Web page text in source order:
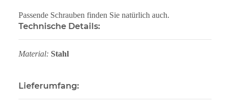
Passende Schrauben finden Sie natürlich auch.
Technische Details:
Material: Stahl
Lieferumfang: